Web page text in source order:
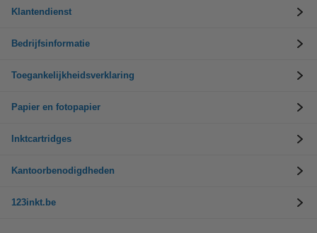
Klantendienst
Bedrijfsinformatie
Toegankelijkheidsverklaring
Papier en fotopapier
Inktcartridges
Kantoorbenodigdheden
123inkt.be